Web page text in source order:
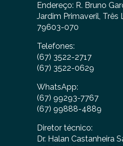
Endereço: R. Bruno
Jardim Primaveril, Três
79603-070
Telefones:
(67) 3522-2717
(67) 3522-0629
WhatsApp:
(67) 99293-7767
(67) 99888-4889
Diretor técnico:
Dr. Halan Castanheira